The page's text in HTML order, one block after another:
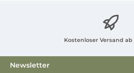
Kostenloser Versand
Newsletter